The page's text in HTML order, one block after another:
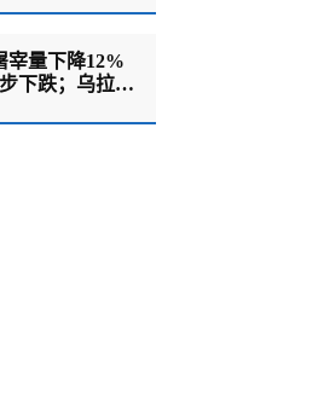
宰量下降12%
下跌；乌拉圭